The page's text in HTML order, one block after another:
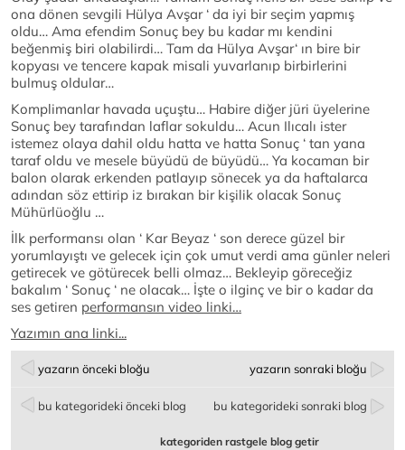
ona dönen sevgili Hülya Avşar ‘ da iyi bir seçim yapmış
oldu… Ama efendim Sonuç bey bu kadar mı kendini
beğenmiş biri olabilirdi… Tam da Hülya Avşar‘ ın bire bir
kopyası ve tencere kapak misali yuvarlanıp birbirlerini
bulmuş oldular…
Komplimanlar havada uçuştu… Habire diğer jüri üyelerine
Sonuç bey tarafından laflar sokuldu… Acun Ilıcalı ister
istemez olaya dahil oldu hatta ve hatta Sonuç ‘ tan yana
taraf oldu ve mesele büyüdü de büyüdü… Ya kocaman bir
balon olarak erkenden patlayıp sönecek ya da haftalarca
adından söz ettirip iz bırakan bir kişilik olacak Sonuç
Mühürlüoğlu …
İlk performansı olan ‘ Kar Beyaz ‘ son derece güzel bir
yorumlayıştı ve gelecek için çok umut verdi ama günler neleri
getirecek ve götürecek belli olmaz… Bekleyip göreceğiz
bakalım ‘ Sonuç ‘ ne olacak… İşte o ilginç ve bir o kadar da
ses getiren performansın video linki…
Yazımın ana linki...
yazarın önceki bloğu yazarın sonraki bloğu
bu kategorideki önceki blog bu kategorideki sonraki blog
kategoriden rastgele blog getir